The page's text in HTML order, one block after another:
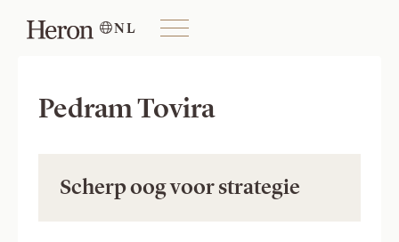
NL
Pedram Tovira
Scherp oog voor strategie